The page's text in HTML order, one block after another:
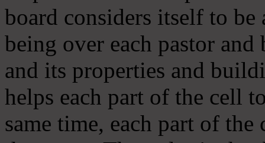
board considers itself to be
being over each pastor
and its properties and
helps each part of the cell
same time, each part of